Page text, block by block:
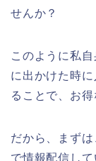
せんか？
このように私
に出かけた時
ることで、お
だから、まず
で情報配信し